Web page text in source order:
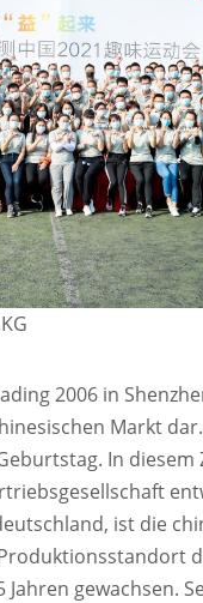
2006 in
Markt
In
ist die
Jahren gewachsen.